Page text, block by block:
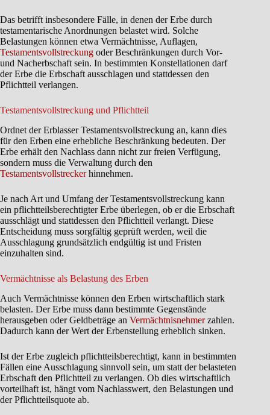
Das betrifft insbesondere Fälle, in denen der Erbe durch
testamentarische Anordnungen belastet wird. Solche
Belastungen können etwa Vermächtnisse, Auflagen,
Testamentsvollstreckung oder Beschränkungen durch Vor-
und Nacherbschaft sein. In bestimmten Konstellationen darf
der Erbe die Erbschaft ausschlagen und stattdessen den
Pflichtteil verlangen.
Testamentsvollstreckung und Pflichtteil
Ordnet der Erblasser Testamentsvollstreckung an, kann dies
für den Erben eine erhebliche Beschränkung bedeuten. Der
Erbe erhält den Nachlass dann nicht zur freien Verfügung,
sondern muss die Verwaltung durch den
Testamentsvollstreckerhinnehmen.
Je nach Art und Umfang der Testamentsvollstreckung kann
ein pflichtteilsberechtigter Erbe überlegen, ob er die Erbschaft
ausschlägt und stattdessen den Pflichtteil verlangt. Diese
Entscheidung muss sorgfältig geprüft werden, weil die
Ausschlagung grundsätzlich endgültig ist und Fristen
einzuhalten sind.
Vermächtnisse als Belastung des Erben
Auch Vermächtnisse können den Erben wirtschaftlich stark
belasten. Der Erbe muss dann bestimmte Gegenstände
herausgeben oder Geldbeträge an Vermächtnisnehmerzahlen.
Dadurch kann der Wert der Erbenstellung erheblich sinken.
Ist der Erbe zugleich pflichtteilsberechtigt, kann in bestimmten
Fällen eine Ausschlagung sinnvoll sein, um statt der belasteten
Erbschaft den Pflichtteil zu verlangen. Ob dies wirtschaftlich
vorteilhaft ist, hängt vom Nachlasswert, den Belastungen und
der Pflichtteilsquote ab.